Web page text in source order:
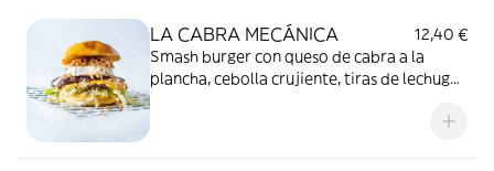
LA CABRA MECÁNICA
12,40 €
Smash burger con queso de cabra a la
plancha, cebolla crujiente, tiras de lechuga